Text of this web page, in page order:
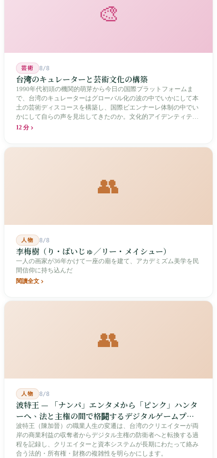
🎨
芸術 8/8
台湾のキュレーターと芸術文化の構築
1990年代初頭の機関的萌芽から今日の国際プラットフォームま
で、台湾のキュレーターはグローバル化の波の中でいかにして本
土の芸術ディスコースを構築し、国際ビエンナーレ体制の中でい
かにして自らの声を見出してきたのか。文化的アイデンティティ
と専門的制度の30年にわたる進化の歴史。
12 分
👥
人物 8/8
李梅樹（り・ばいじゅ／リー・メイシュー）
一人の画家が36年かけて一座の廟を建て、アカデミズム美学を民
間信仰に持ち込んだ
閱讀全文
👥
人物 8/8
波特王 — 「ナンパ」エンタメから「ピンク」ハンタ
ーへ、法と主権の間で格闘するデジタルゲームプレ
イヤー
波特王（陳加晉）の職業人生の変遷は、台湾のクリエイターが両
岸の商業利益の収奪者からデジタル主権の防衛者へと転換する過
程を記録し、クリエイターと資本システムが長期にわたって絡み
合う法的・所有権・財務の複雑性を明らかにします。